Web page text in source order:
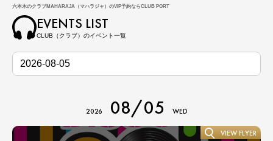
六本木のクラブMAHARAJA（マハラジャ）のVIP予約ならCLUB PORT
EVENTS LIST
CLUB（クラブ）のイベント一覧
2026 08/05 WED
VIEW FLYER